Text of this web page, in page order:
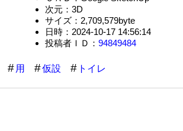
次元：3D
サイズ：2,709,579byte
日時：2024-10-17 14:56:14
投稿者ＩＤ： 94849484
用 仮設 トイレ